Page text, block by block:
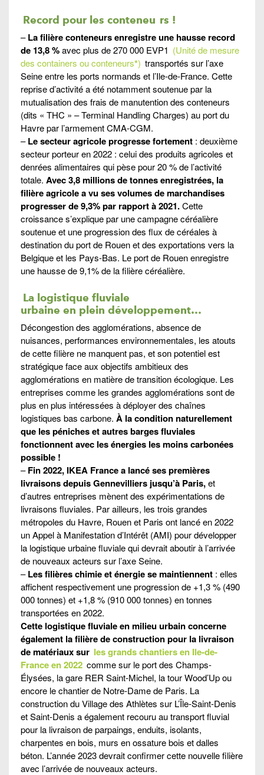
Record pour les conteneu rs !
–La filière conteneurs enregistre une hausse record
de 13,8 %avec plus de 270 000 EVP1 (Unité de mesure
des containers ou conteneurs*) transportés sur l’axe
Seine entre les ports normands et l’Ile-de-France. Cette
reprise d’activité a été notamment soutenue par la
mutualisation des frais de manutention des conteneurs
(dits « THC » – Terminal Handling Charges) au port du
Havre par l’armement CMA-CGM.
–Le secteur agricole progresse fortement : deuxième
secteur porteur en 2022 : celui des produits agricoles et
denrées alimentaires qui pèse pour 20 % de l’activité
totale. Avec 3,8 millions de tonnes enregistrées, la
filière agricole a vu ses volumes de marchandises
progresser de 9,3% par rapport à 2021.Cette
croissance s’explique par une campagne céréalière
soutenue et une progression des flux de céréales à
destination du port de Rouen et des exportations vers la
Belgique et les Pays-Bas. Le port de Rouen enregistre
une hausse de 9,1% de la filière céréalière.
La logistique fluviale
urbaine en plein développement…
Décongestion des agglomérations, absence de
nuisances, performances environnementales, les atouts
de cette filière ne manquent pas, et son potentiel est
stratégique face aux objectifs ambitieux des
agglomérations en matière de transition écologique. Les
entreprises comme les grandes agglomérations sont de
plus en plus intéressées à déployer des chaînes
logistiques bas carbone. À la condition naturellement
que les péniches et autres barges fluviales
fonctionnent avec les énergies les moins carbonées
possible !
–Fin 2022, IKEA France a lancé ses premières
livraisons depuis Gennevilliers jusqu’à Paris,et
d’autres entreprises mènent des expérimentations de
livraisons fluviales. Par ailleurs, les trois grandes
métropoles du Havre, Rouen et Paris ont lancé en 2022
un Appel à Manifestation d’Intérêt (AMI) pour développer
la logistique urbaine fluviale qui devrait aboutir à l’arrivée
de nouveaux acteurs sur l’axe Seine.
–Les filières chimie et énergie se maintiennent : elles
affichent respectivement une progression de +1,3 % (490
000 tonnes) et +1,8 % (910 000 tonnes) en tonnes
transportées en 2022.
Cette logistique fluviale en milieu urbain concerne
également la filière de construction pour la livraison
de matériaux sur les grands chantiers en Ile-de-
France en 2022 comme sur le port des Champs-
Élysées, la gare RER Saint-Michel, la tour Wood’Up ou
encore le chantier de Notre-Dame de Paris. La
construction du Village des Athlètes sur L’Île-Saint-Denis
et Saint-Denis a également recouru au transport fluvial
pour la livraison de parpaings, enduits, isolants,
charpentes en bois, murs en ossature bois et dalles
béton. L’année 2023 devrait confirmer cette nouvelle filière
avec l’arrivée de nouveaux acteurs.